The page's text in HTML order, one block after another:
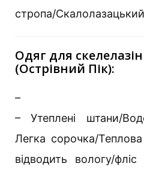
стропа/
Одяг для
(Острівний Пік):
–
– Утеплені штани/
Легка сорочка/
відводить вологу/